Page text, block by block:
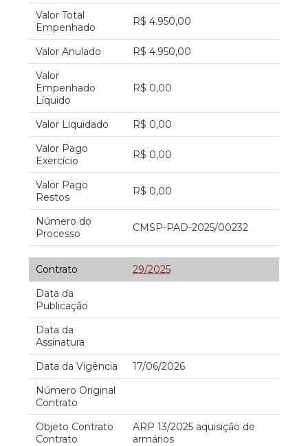
Valor Total
Empenhado
R$ 4.950,00
Valor Anulado
R$ 4.950,00
Valor
Empenhado
Líquido
R$ 0,00
Valor Liquidado
R$ 0,00
Valor Pago
Exercício
R$ 0,00
Valor Pago
Restos
R$ 0,00
Número do
Processo
CMSP-PAD-2025/00232
Contrato
29/2025
Data da
Publicação
Data da
Assinatura
Data da Vigência
17/06/2026
Número Original
Contrato
Objeto Contrato
Contrato
ARP 13/2025 aquisição de
armários